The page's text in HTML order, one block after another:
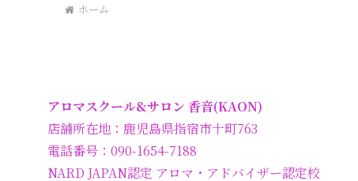
ホーム
アロマスクール&サロン 香音(KAON)
店舗所在地：鹿児島県指宿市十町763
電話番号：090-1654-7188
NARD JAPAN認定 アロマ・アドバイザー認定校